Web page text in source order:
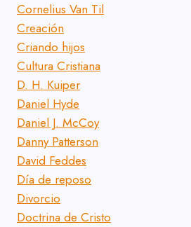
Cornelius Van Til
Creación
Criando hijos
Cultura Cristiana
D. H. Kuiper
Daniel Hyde
Daniel J. McCoy
Danny Patterson
David Feddes
Día de reposo
Divorcio
Doctrina de Cristo